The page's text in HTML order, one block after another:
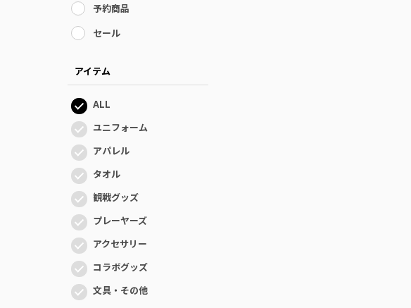
予約商品
セール
アイテム
ALL
ユニフォーム
アパレル
タオル
観戦グッズ
プレーヤーズ
アクセサリー
コラボグッズ
文具・その他